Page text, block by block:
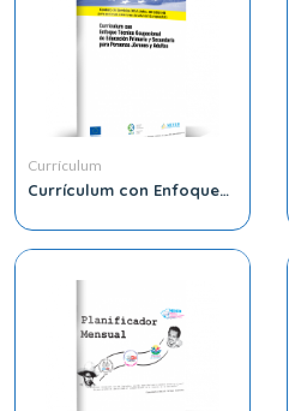
Currículum
Currículum con Enfoque
Educación Primaria y
Secundaria para
Adultos